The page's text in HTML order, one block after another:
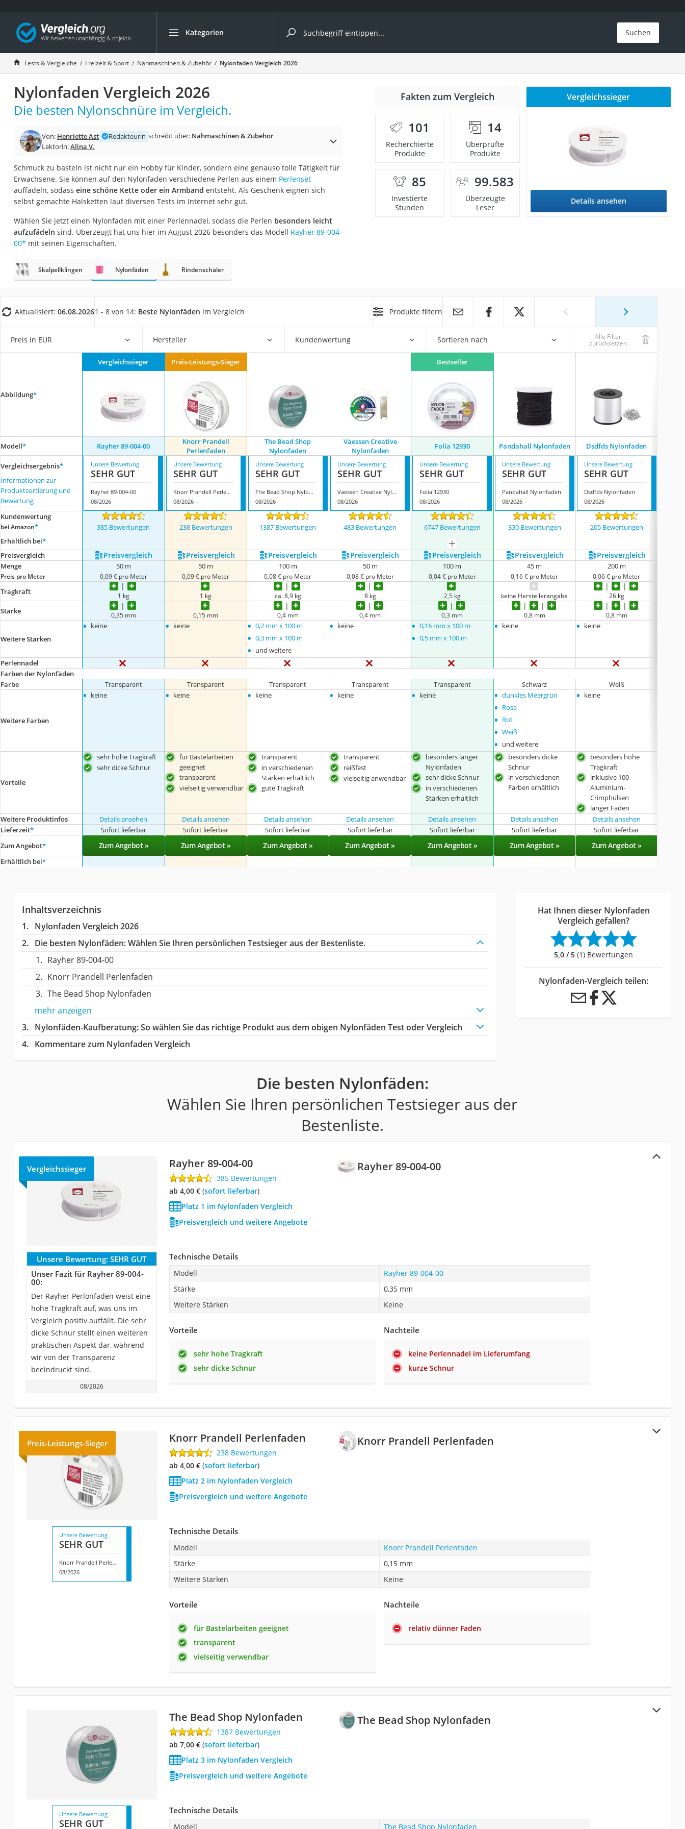
Kategorien
Die beliebtesten Vergleiche nach Kategorie
Freizeit & Sport
Gartentrampolin
Trampolin
Metalldetektor
Eufab-Fahrradträger
Trampolin 366 cm
Aluminium-Koffer
Futterboot
Air Bike
E-Bike-Dreirad
Trekkingschuhe Herren
Klimmzugstation
Faltschloss
Handgepäck-Koffer
Vibrationsplatte
Wanderschuhe Herren
Sicherheitsweste Reiten
Suchen
Tests & Vergleiche Freizeit & Sport Nähmaschinen & Zubehör Nylonfaden Vergleich 2026
Nylonfaden Vergleich 2026
Die besten Nylonschnüre im Vergleich.
Von: Henriette Ast Redakteurin schreibt über: Nähmaschinen & Zubehör
Lektorin:Alina V.
Schmuck zu basteln ist nicht nur ein Hobby für Kinder, sondern eine genauso tolle Tätigkeit für
Erwachsene. Sie können auf den Nylonfaden verschiedene Perlen aus einem Perlenset
auffädeln, sodass eine schöne Kette oder ein Armband entsteht. Als Geschenk eignen sich
selbst gemachte Halsketten laut diversen Tests im Internet sehr gut.
Wählen Sie jetzt einen Nylonfaden mit einer Perlennadel, sodass die Perlen besonders leicht
aufzufädeln sind. Überzeugt hat uns hier im August 2026 besonders das Modell Rayher 89-004-
00* mit seinen Eigenschaften.
Fakten zum Vergleich
101
Recherchierte
Produkte
14
Überprüfte
Produkte
85
Investierte
Stunden
99.583
Überzeugte
Leser
Vergleichssieger
Details ansehen
Skalpellklingen Nylonfäden Rindenschäler
Aktualisiert: 06.08.20261 - 8 von 14: Beste Nylonfäden im Vergleich Produkte filtern
Preis in EUR Hersteller Kundenwertung Sortieren nach Alle Filter
zurücksetzen
Abbildung*
Vergleichssieger Preis-Leistungs-Sieger Bestseller
Modell* Rayher 89-004-00
Knorr Prandell
Perlenfaden
The Bead Shop
Nylonfaden
Vaessen Creative
Nylonfaden
Folia 12930 Pandahall Nylonfaden Dsdfds Nylonfaden
Vergleichsergebnis*
Informationen zur
Produktsortierung und
Bewertung
Unsere Bewertung
SEHR GUT
Rayher 89-004-00
08/2026
Unsere Bewertung
SEHR GUT
Knorr Prandell Perlenfaden
08/2026
Unsere Bewertung
SEHR GUT
The Bead Shop Nylonfaden
08/2026
Unsere Bewertung
SEHR GUT
Vaessen Creative Nylonfaden
08/2026
Unsere Bewertung
SEHR GUT
Folia 12930
08/2026
Unsere Bewertung
SEHR GUT
Pandahall Nylonfaden
08/2026
Unsere Bewertung
SEHR GUT
Dsdfds Nylonfaden
08/2026
Kundenwertung
bei Amazon* 385 Bewertungen 238 Bewertungen 1387 Bewertungen 483 Bewertungen 6747 Bewertungen 330 Bewertungen 205 Bewertungen
Erhältlich bei*
mehr anzeigen
Preis­vergleich
Preis­vergleich Preis­vergleich Preis­vergleich Preis­vergleich Preis­vergleich Preis­vergleich Preis­vergleich
Menge
Preis pro Meter
50 m
0,09 € pro Meter
50 m
0,09 € pro Meter
100 m
0,08 € pro Meter
50 m
0,08 € pro Meter
100 m
0,04 € pro Meter
45 m
0,16 € pro Meter
200 m
0,06 € pro Meter
Tragkraft 1 kg 1 kg ca. 8,9 kg 8 kg 2,5 kg keine Herstellerangabe 26 kg
Stärke 0,35 mm 0,15 mm 0,4 mm 0,4 mm 0,3 mm 0,8 mm 0,8 mm
Weitere Stärken
• keine • keine • 0,2 mm x 100 m
• 0,3 mm x 100 m
• und weitere
• keine • 0,16 mm x 100 m
• 0,5 mm x 100 m
• keine • keine
Perlennadel
Farben der Nylonfäden
Farbe
Transparent Transparent Transparent Transparent Transparent Schwarz Weiß
Weitere Farben
• keine • keine • keine • keine • keine • dunkles Meergrün
• Rosa
• Rot
• Weiß
• und weitere
• keine
Vorteile
sehr hohe Tragkraft
sehr dicke Schnur
für Bastelarbeiten
geeignet
transparent
vielseitig verwendbar
transparent
in verschiedenen
Stärken erhältlich
gute Tragkraft
transparent
reißfest
vielseitig anwendbar
besonders langer
Nylonfaden
sehr dicke Schnur
in verschiedenen
Stärken erhältlich
besonders dicke
Schnur
in verschiedenen
Farben erhältlich
besonders hohe
Tragkraft
inklusive 100
Aluminium-
Crimphülsen
langer Faden
Weitere Produktinfos
Details ansehen Details ansehen Details ansehen Details ansehen Details ansehen Details ansehen
Details ansehen
Lieferzeit* Sofort lieferbar Sofort lieferbar Sofort lieferbar Sofort lieferbar Sofort lieferbar Sofort lieferbar Sofort lieferbar
Zum Angebot* Zum Angebot » Zum Angebot » Zum Angebot » Zum Angebot » Zum Angebot » Zum Angebot » Zum Angebot »
Erhältlich bei*
Inhaltsverzeichnis
Nylonfaden Vergleich 2026
Die besten Nylonfäden:Wählen Sie Ihren persönlichen Testsieger aus der Bestenliste.
Rayher 89-004-00
Knorr Prandell Perlenfaden
The Bead Shop Nylonfaden
mehr anzeigen
Nylonfäden-Kaufberatung: So wählen Sie das richtige Produkt aus dem obigen Nylonfäden Test oder Vergleich
Kommentare zum Nylonfaden Vergleich
Hat Ihnen dieser Nylonfaden
Vergleich gefallen?
5,0 / 5 (1) Bewertungen
Nylonfaden-Vergleich teilen:
Die besten Nylonfäden:
Wählen Sie Ihren persönlichen Testsieger aus der
Bestenliste.
Rayher 89-004-00
Vergleichssieger Rayher 89-004-00
385 Bewertungen
ab 4,00 €( Sofort lieferbar)
Platz 1 im Nylonfaden Vergleich
Preisvergleich und weitere Angebote
Unsere Bewertung: SEHR GUT
Unser Fazit für Rayher 89-004-
00:
Der Rayher-Perlonfaden weist eine
hohe Tragkraft auf, was uns im
Vergleich positiv auffällt. Die sehr
dicke Schnur stellt einen weiteren
praktischen Aspekt dar, während
wir von der Transparenz
beeindruckt sind.
08/2026
Technische Details
Modell
Rayher 89-004-00
Stärke
0,35 mm
Weitere Stärken
Keine
Vorteile
sehr hohe Tragkraft
sehr dicke Schnur
Nachteile
keine Perlennadel im Lieferumfang
kurze Schnur
Knorr Prandell Perlenfaden
Preis-Leistungs-Sieger Knorr Prandell Perlenfaden
238 Bewertungen
ab 4,00 €( Sofort lieferbar)
Platz 2 im Nylonfaden Vergleich
Preisvergleich und weitere Angebote
Unsere Bewertung
SEHR GUT
Knorr Prandell Perlenfaden
08/2026
Technische Details
Modell
Knorr Prandell Perlenfaden
Stärke
0,15 mm
Weitere Stärken
Keine
Vorteile
für Bastelarbeiten geeignet
transparent
vielseitig verwendbar
Nachteile
relativ dünner Faden
The Bead Shop Nylonfaden
The Bead Shop Nylonfaden
1387 Bewertungen
ab 7,00 €( Sofort lieferbar)
Platz 3 im Nylonfaden Vergleich
Preisvergleich und weitere Angebote
Unsere Bewertung
SEHR GUT
Technische Details
Modell The Bead Shop Nylonfaden